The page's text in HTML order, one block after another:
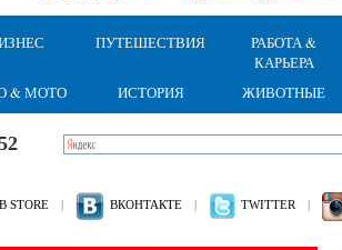
ПУТЕШЕСТВИЯ
РАБОТА &
КАРЬЕРА
& МОТО ИСТОРИЯ ЖИВОТНЫЕ
STORE | ВКОНТАКТЕ | TWITTER |